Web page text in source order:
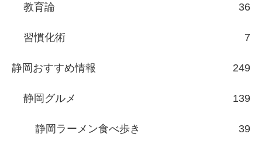
教育論 36
習慣化術 7
静岡おすすめ情報 249
静岡グルメ 139
静岡ラーメン食べ歩き 39